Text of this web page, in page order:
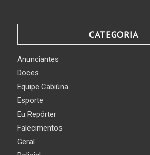
CATEGORIA
Anunciantes
Doces
Equipe Cabiúna
Esporte
Eu Repórter
Falecimentos
Geral